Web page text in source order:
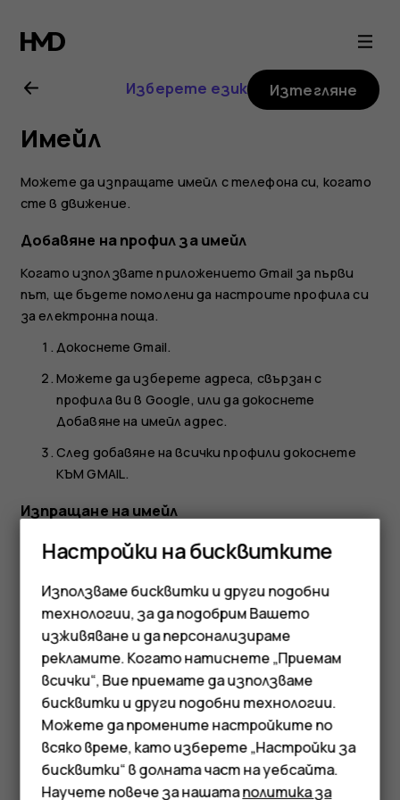
Ръководство
на
потребителя
за
Nokia
6.2
Смартфони
Мобилни телефони
Аксесоари
Изберете език Изтегляне
Имейл
Можете да изпращате имейл с телефона си, когато
сте в движение.
Добавяне на профил за имейл
Когато използвате приложението Gmail за първи
път, ще бъдете помолени да настроите профила си
за електронна поща.
ДокоснетеGmail.
Можете да изберете адреса, свързан с
профила ви в Google, или да докоснете
Добавяне на имейл адрес.
След добавяне на всички профили докоснете
КЪМ GMAIL.
Изпращане на имейл
ДокоснетеGmail .
В полето
въведете адрес или докоснете
> Добавяне от контактите
Въведете темата и текста на писмото.
Докоснетеsend.
Настройки на бисквитките
Използваме бисквитки и други подобни
технологии, за да подобрим Вашето
изживяване и да персонализираме
рекламите. Когато натиснете „Приемам
всички“, Вие приемате да използваме
бисквитки и други подобни технологии.
Можете да промените настройките по
всяко време, като изберете „Настройки за
бисквитки“ в долната част на уебсайта.
Научете повече за нашатаполитика за